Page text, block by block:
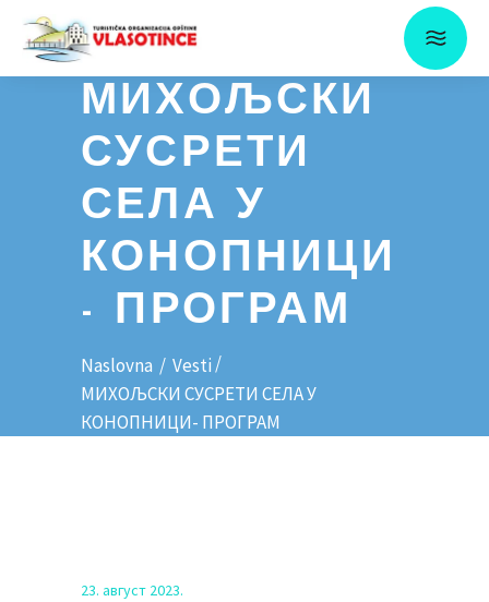
МИХОЉСКИ
СУСРЕТИ
СЕЛА У
КОНОПНИЦИ
- ПРОГРАМ
Naslovna / Vesti /
МИХОЉСКИ СУСРЕТИ СЕЛА У
КОНОПНИЦИ- ПРОГРАМ
23. август 2023.